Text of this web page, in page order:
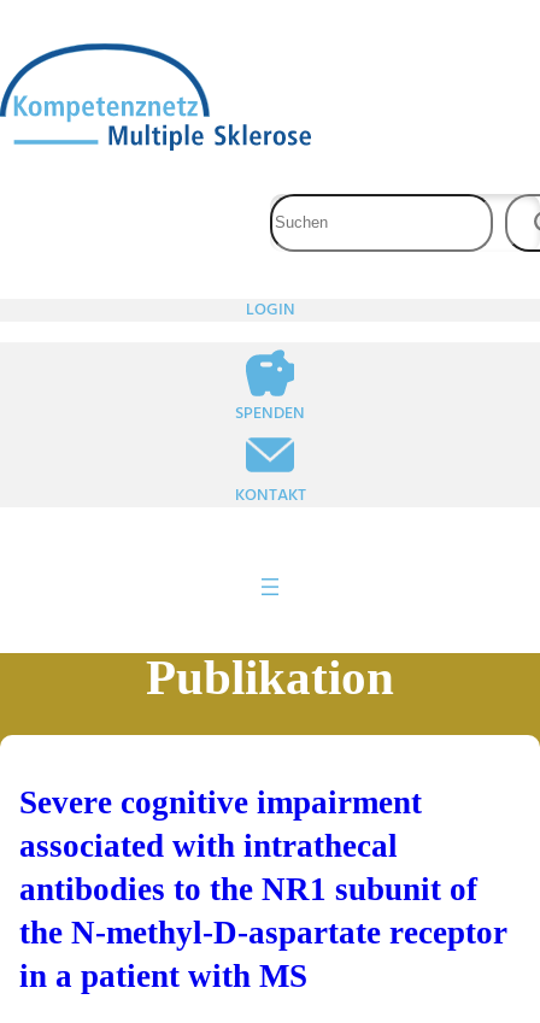
Inhalt
springen
LOGIN
SPENDEN
KONTAKT
Publikation
Severe cognitive impairment
associated with intrathecal
antibodies to the NR1 subunit of
the N-methyl-D-aspartate receptor
in a patient with MS